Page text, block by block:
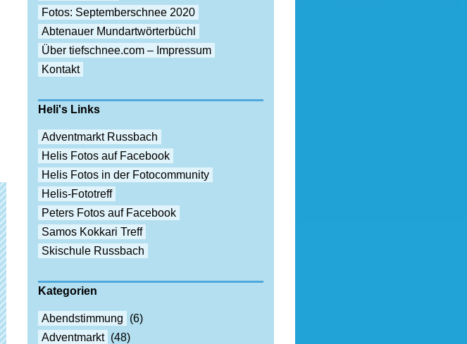
Fotos: Septemberschnee 2020
Abtenauer Mundartwörterbüchl
Über tiefschnee.com – Impressum
Kontakt
Heli's Links
Adventmarkt Russbach
Helis Fotos auf Facebook
Helis Fotos in der Fotocommunity
Helis-Fototreff
Peters Fotos auf Facebook
Samos Kokkari Treff
Skischule Russbach
Kategorien
Abendstimmung
(6)
Adventmarkt (48)